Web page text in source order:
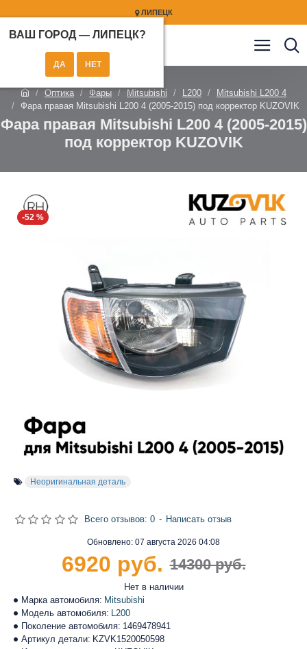
ЛИПЕЦК
ВАШ ГОРОД — ЛИПЕЦК?
Оптика Фары Mitsubishi L200
Mitsubishi L200 4
Фара правая Mitsubishi L200 4 (2005-2015) под корректор KUZOVIK
Фара правая Mitsubishi L200 4 (2005-2015)
под корректор KUZOVIK
-52 %
Неоригинальная деталь
Марка автомобиля: Mitsubishi
Модель автомобиля: L200
Поколение автомобиля: 1469478941
Артикул детали: KZVK1520050598
Обновлено: 07 августа 2026 04:08
Нет в наличии
Всего отзывов: 0 - Написать отзыв
14300 руб.
6920 руб.